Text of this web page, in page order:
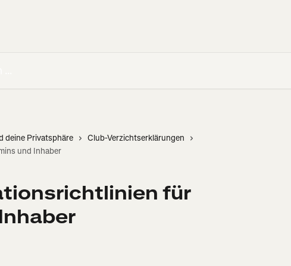
deine Privatsphäre
Club-Verzichtserklärungen
und Inhaber
für